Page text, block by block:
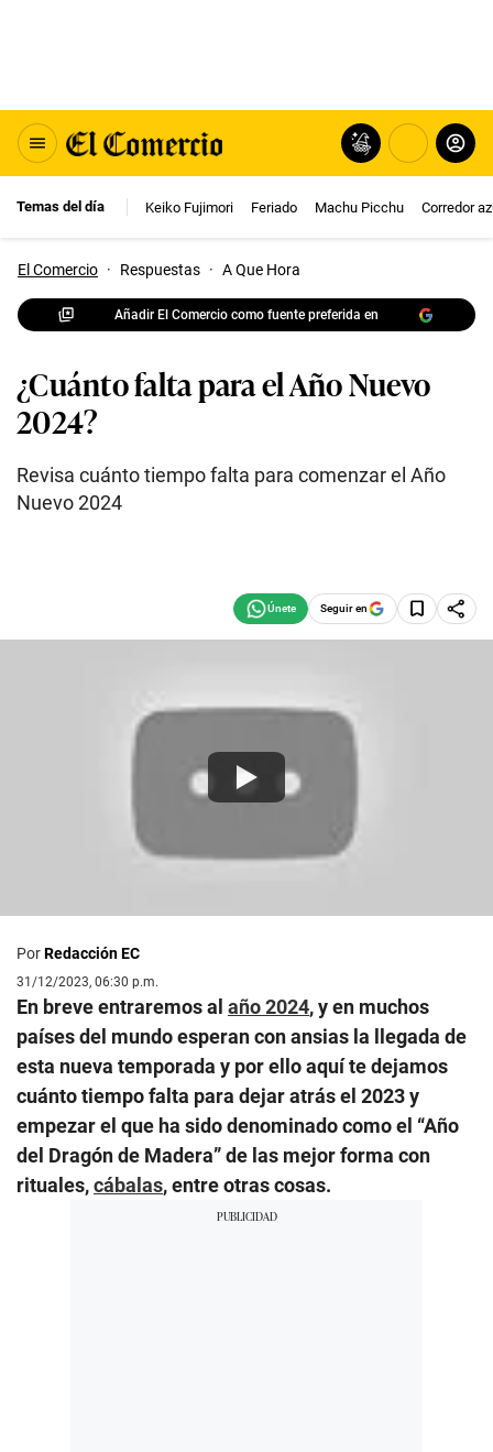
Temas del día Keiko Fujimori Feriado Machu Picchu Corredor
El Comercio · Respuestas · A Que Hora
Añadir El Comercio como fuente preferida en
¿Cuánto falta para el Año Nuevo
2024?
Revisa cuánto tiempo falta para comenzar el Año
Nuevo 2024
Seguir en
PorRedacción EC
31/12/2023, 06:30 p.m.
En breve entraremos al año 2024, y en muchos
países del mundo esperan con ansias la llegada de
esta nueva temporada y por ello aquí te dejamos
cuánto tiempo falta para dejar atrás el 2023 y
empezar el que ha sido denominado como el “Año
del Dragón de Madera” de las mejor forma con
rituales,cábalas, entre otras cosas.